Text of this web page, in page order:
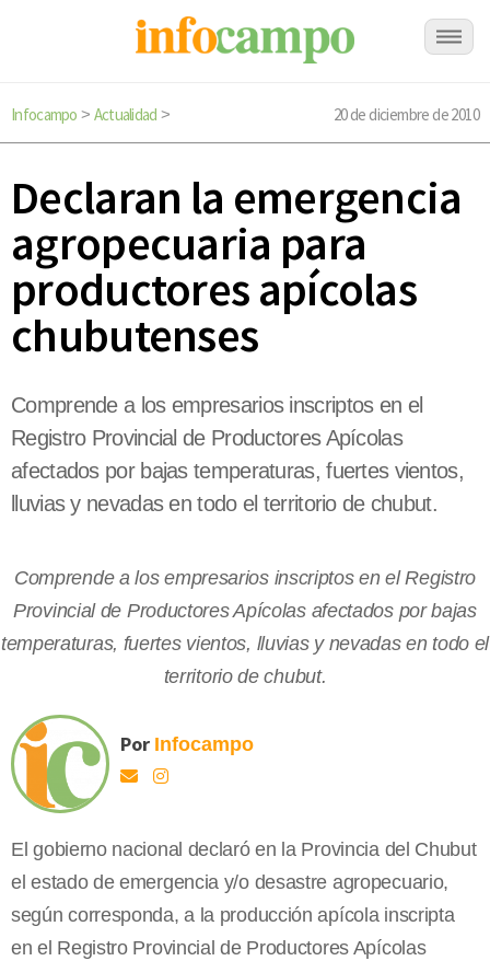
Infocampo > Actualidad > 20 de diciembre de 2010
Declaran la emergencia
agropecuaria para
productores apícolas
chubutenses
Comprende a los empresarios inscriptos en el
Registro Provincial de Productores Apícolas
afectados por bajas temperaturas, fuertes vientos,
lluvias y nevadas en todo el territorio de chubut.
Comprende a los empresarios inscriptos en el Registro
Provincial de Productores Apícolas afectados por bajas
temperaturas, fuertes vientos, lluvias y nevadas en todo el
territorio de chubut.
Por Infocampo
El gobierno nacional declaró en la Provincia del Chubut
el estado de emergencia y/o desastre agropecuario,
según corresponda, a la producción apícola inscripta
en el Registro Provincial de Productores Apícolas